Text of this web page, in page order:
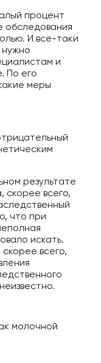
процент
обследования
И все-таки
и
По его
меры
результате
скорее всего,
что при
искать.
всего,
молочной